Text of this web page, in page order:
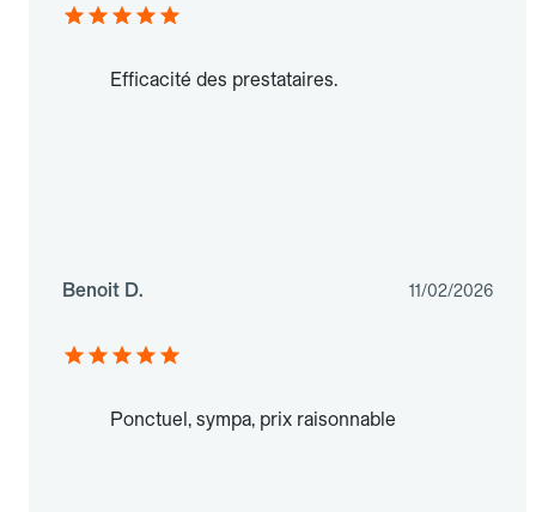
Efficacité des prestataires.
Benoit D. 11/02/2026
Ponctuel, sympa, prix raisonnable